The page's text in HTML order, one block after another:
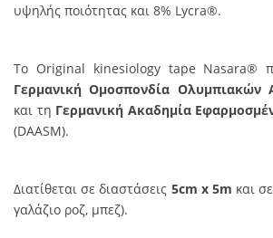
υψηλής ποιότητας και 8% Lycra®.
Το Original kinesiology tape Nasara®
Γερμανική Ομοσπονδία Ολυμπιακών
και τη Γερμανική Ακαδημία
(DAASM).
Διατίθεται σε διαστάσεις 5cm x 5m και
γαλάζιο ροζ, μπεζ).